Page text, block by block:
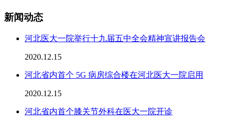
新闻动态
河北医大一院举行十九届五中全会精神宣讲报告会
2020.12.15
河北省内首个 5G 病房综合楼在河北医大一院启用
2020.12.15
河北省内首个膝关节外科在医大一院开诊